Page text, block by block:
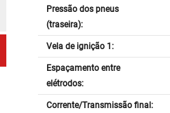
Pressão dos pneus
(traseira):
Vela de ignição 1:
Espaçamento entre
elétrodos:
Corrente/Transmissão final: